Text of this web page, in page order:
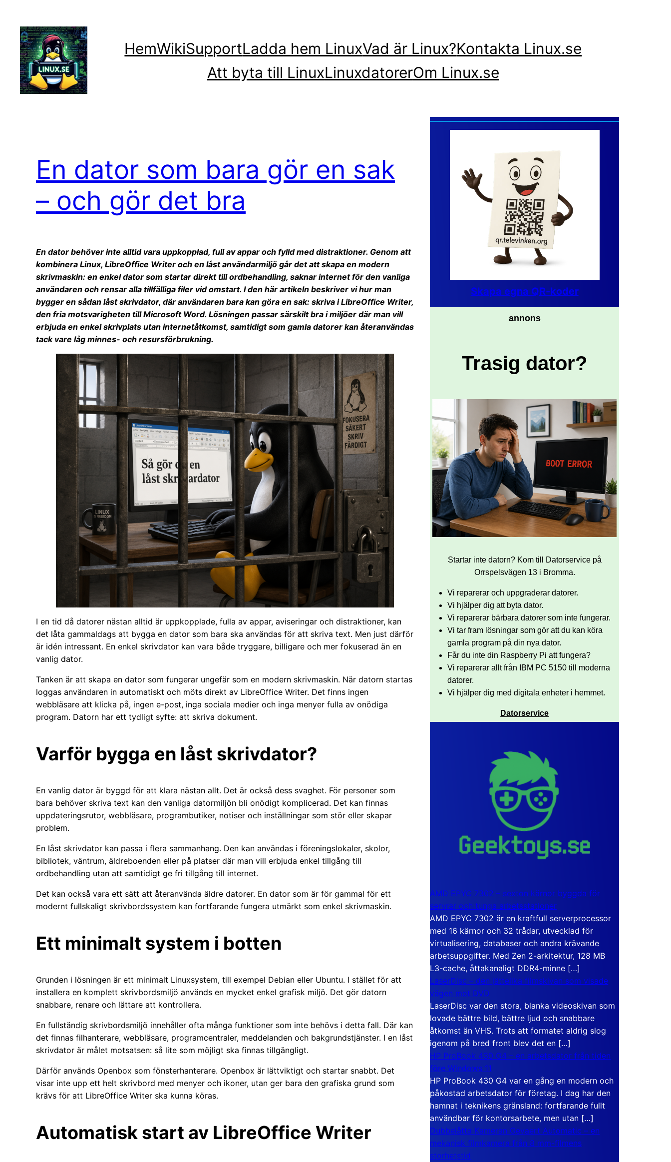
innehåll
HemWikiSupportLadda hem LinuxVad är Linux?Kontakta Linux.se
Att byta till LinuxLinuxdatorerOm Linux.se
En dator som bara gör en sak
– och gör det bra
En dator behöver inte alltid vara uppkopplad, full av appar och fylld med distraktioner. Genom att
kombinera Linux, LibreOffice Writer och en låst användarmiljö går det att skapa en modern
skrivmaskin: en enkel dator som startar direkt till ordbehandling, saknar internet för den vanliga
användaren och rensar alla tillfälliga filer vid omstart. I den här artikeln beskriver vi hur man
bygger en sådan låst skrivdator, där användaren bara kan göra en sak: skriva i LibreOffice Writer,
den fria motsvarigheten till Microsoft Word. Lösningen passar särskilt bra i miljöer där man vill
erbjuda en enkel skrivplats utan internetåtkomst, samtidigt som gamla datorer kan återanvändas
tack vare låg minnes- och resursförbrukning.
I en tid då datorer nästan alltid är uppkopplade, fulla av appar, aviseringar och distraktioner, kan
det låta gammaldags att bygga en dator som bara ska användas för att skriva text. Men just därför
är idén intressant. En enkel skrivdator kan vara både tryggare, billigare och mer fokuserad än en
vanlig dator.
Tanken är att skapa en dator som fungerar ungefär som en modern skrivmaskin. När datorn startas
loggas användaren in automatiskt och möts direkt av LibreOffice Writer. Det finns ingen
webbläsare att klicka på, ingen e-post, inga sociala medier och inga menyer fulla av onödiga
program. Datorn har ett tydligt syfte: att skriva dokument.
Varför bygga en låst skrivdator?
En vanlig dator är byggd för att klara nästan allt. Det är också dess svaghet. För personer som
bara behöver skriva text kan den vanliga datormiljön bli onödigt komplicerad. Det kan finnas
uppdateringsrutor, webbläsare, programbutiker, notiser och inställningar som stör eller skapar
problem.
En låst skrivdator kan passa i flera sammanhang. Den kan användas i föreningslokaler, skolor,
bibliotek, väntrum, äldreboenden eller på platser där man vill erbjuda enkel tillgång till
ordbehandling utan att samtidigt ge fri tillgång till internet.
Det kan också vara ett sätt att återanvända äldre datorer. En dator som är för gammal för ett
modernt fullskaligt skrivbordssystem kan fortfarande fungera utmärkt som enkel skrivmaskin.
Ett minimalt system i botten
Grunden i lösningen är ett minimalt Linuxsystem, till exempel Debian eller Ubuntu. I stället för att
installera en komplett skrivbordsmiljö används en mycket enkel grafisk miljö. Det gör datorn
snabbare, renare och lättare att kontrollera.
En fullständig skrivbordsmiljö innehåller ofta många funktioner som inte behövs i detta fall. Där kan
det finnas filhanterare, webbläsare, programcentraler, meddelanden och bakgrundstjänster. I en låst
skrivdator är målet motsatsen: så lite som möjligt ska finnas tillgängligt.
Därför används Openbox som fönsterhanterare. Openbox är lättviktigt och startar snabbt. Det
visar inte upp ett helt skrivbord med menyer och ikoner, utan ger bara den grafiska grund som
krävs för att LibreOffice Writer ska kunna köras.
Automatisk start av LibreOffice Writer
Skapa egna QR-koder
annons
Trasig dator?
Startar inte datorn? Kom till Datorservice på
Orrspelsvägen 13 i Bromma.
Vi reparerar och uppgraderar datorer.
Vi hjälper dig att byta dator.
Vi reparerar bärbara datorer som inte fungerar.
Vi tar fram lösningar som gör att du kan köra
gamla program på din nya dator.
Får du inte din Raspberry Pi att fungera?
Vi reparerar allt från IBM PC 5150 till moderna
datorer.
Vi hjälper dig med digitala enheter i hemmet.
Datorservice
AMD EPYC 7302 – sexton kärnor byggda för
servrar och tunga arbetsstationer
AMD EPYC 7302 är en kraftfull serverprocessor
med 16 kärnor och 32 trådar, utvecklad för
virtualisering, databaser och andra krävande
arbetsuppgifter. Med Zen 2-arkitektur, 128 MB
L3-cache, åttakanaligt DDR4-minne […]
LaserDisc – den jättelika filmskivan som visade
vägen mot DVD
LaserDisc var den stora, blanka videoskivan som
lovade bättre bild, bättre ljud och snabbare
åtkomst än VHS. Trots att formatet aldrig slog
igenom på bred front blev det en […]
HP ProBook 430 G4 – en arbetsdator från tiden
före Windows 11
HP ProBook 430 G4 var en gång en modern och
påkostad arbetsdator för företag. I dag har den
hamnat i teknikens gränsland: fortfarande fullt
användbar för kontorsarbete, men utan […]
Dubbelåtta Kameran Gevaert Automatic – en
mekanisk filmkamera från 8 mm-filmens
storhetstid